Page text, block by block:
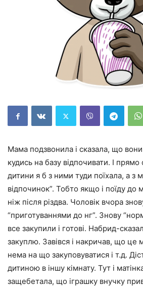
Мама подзвонила і сказала, що вони
кудись на базу відпочивати. І
дитини я б з ними туди поїхала, а з
відпочинок”. Тобто якщо і поїду до
ніж після різдва. Чоловік вчора
“приготуваннями до нг”. Знову
все закупили і готові. Набрид-
закуплю. Завівся і накричав, що це
нема на що закуповуватися і т.д.
дитиною в іншу кімнату. Тут і
защебетала, що іграшку внучку